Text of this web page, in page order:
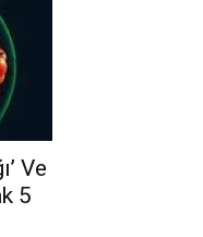
Ve
5